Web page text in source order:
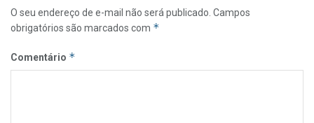
O seu endereço de e-mail não será publicado. Campos
obrigatórios são marcados com *
Comentário *